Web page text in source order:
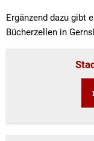
Ergänzend dazu gibt
Bücherzellen in